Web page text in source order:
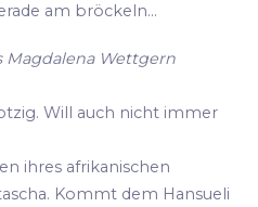
am bröckeln...
Magdalena Wettgern
Will auch nicht immer
ihres afrikanischen
Kommt dem Hansueli